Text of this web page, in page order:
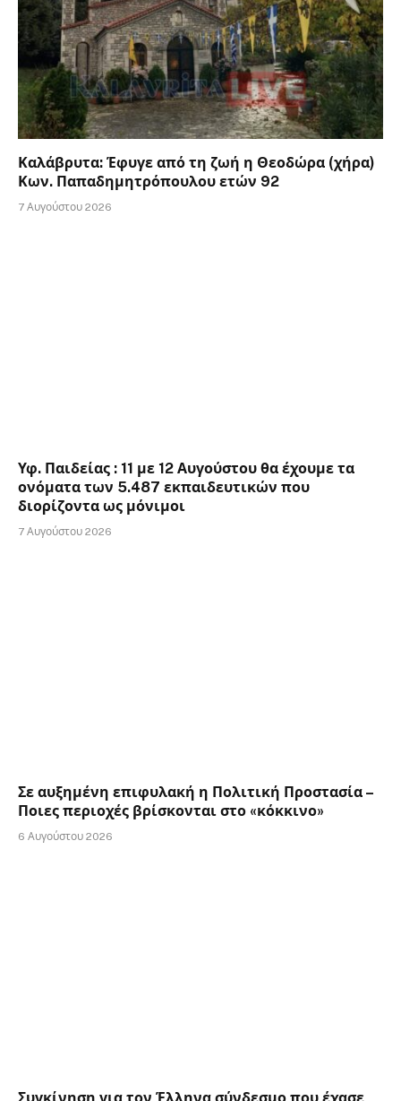
Καλάβρυτα: Έφυγε από τη ζωή η Θεοδώρα (χήρα)
Κων. Παπαδημητρόπουλου ετών 92
7 Αυγούστου 2026
Υφ. Παιδείας : 11 με 12 Αυγούστου θα έχουμε τα
ονόματα των 5.487 εκπαιδευτικών που
διορίζοντα ως μόνιμοι
7 Αυγούστου 2026
Σε αυξημένη επιφυλακή η Πολιτική Προστασία –
Ποιες περιοχές βρίσκονται στο «κόκκινο»
6 Αυγούστου 2026
Συγκίνηση για τον Έλληνα σύνδεσμο που έχασε